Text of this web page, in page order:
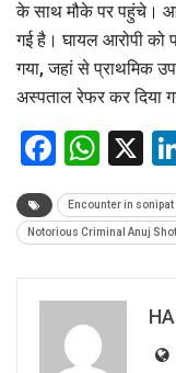
के साथ मौके पर पहुंचे।
गई है। घायल आरोपी को
गया, जहां से प्राथमिक
अस्पताल रेफर कर दिया
X
Encounter in sonipat
Notorious Criminal Anuj Shot